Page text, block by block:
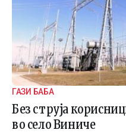
ГАЗИ БАБА
Без струја
во село Виниче